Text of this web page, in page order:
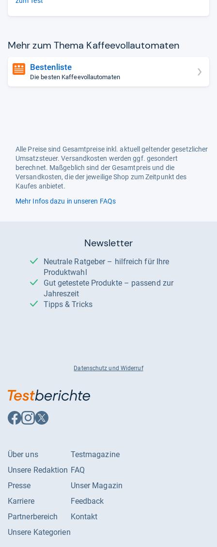
Mehr zum Thema Kaf­fee­voll­au­to­ma­ten
Bestenliste
Die besten Kaffeevollautomaten
Alle Preise sind Gesamtpreise inkl. aktuell geltender gesetzlicher
Umsatzsteuer. Versandkosten werden ggf. gesondert
berechnet. Maßgeblich sind der Gesamtpreis und die
Versandkosten, die der jeweilige Shop zum Zeitpunkt des
Kaufes anbietet.
Mehr Infos dazu in unseren FAQs
Newsletter
Neutrale Ratgeber – hilfreich für Ihre
Produktwahl
Gut getestete Produkte – passend zur
Jahreszeit
Tipps & Tricks
Datenschutz und Widerruf
Auf
Facebook
Auf
Instagram
Auf
X
Über uns
Unsere Redaktion
Presse
Karriere
Partnerbereich
Unsere Kategorien
Testmagazine
FAQ
Unser Magazin
Feedback
Kontakt